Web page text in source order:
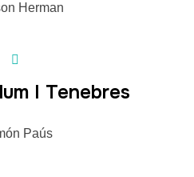
Herman
I Tenebres
Paús